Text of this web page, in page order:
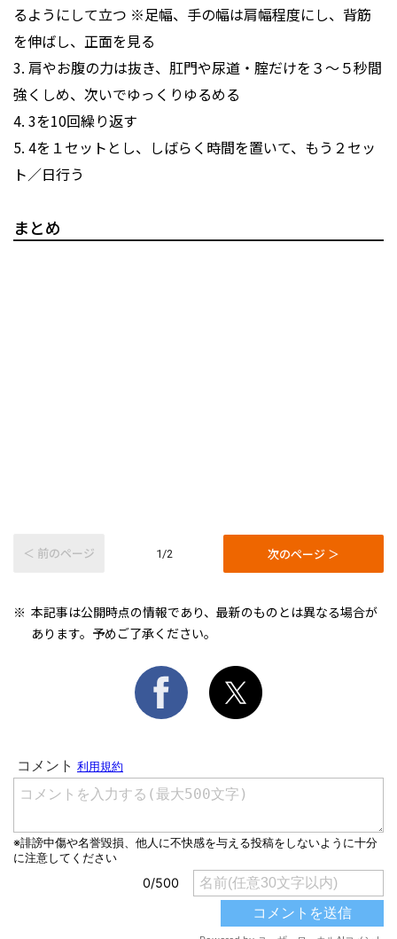
るようにして立つ ※足幅、手の幅は肩幅程度にし、背筋
を伸ばし、正面を見る
3. 肩やお腹の力は抜き、肛門や尿道・腟だけを３〜５秒間
強くしめ、次いでゆっくりゆるめる
4. 3を10回繰り返す
5. 4を１セットとし、しばらく時間を置いて、もう２セッ
ト／日行う
まとめ
＜ 前のページ 1/2 次のページ ＞
本記事は公開時点の情報であり、最新のものとは異なる場合が
あります。予めご了承ください。